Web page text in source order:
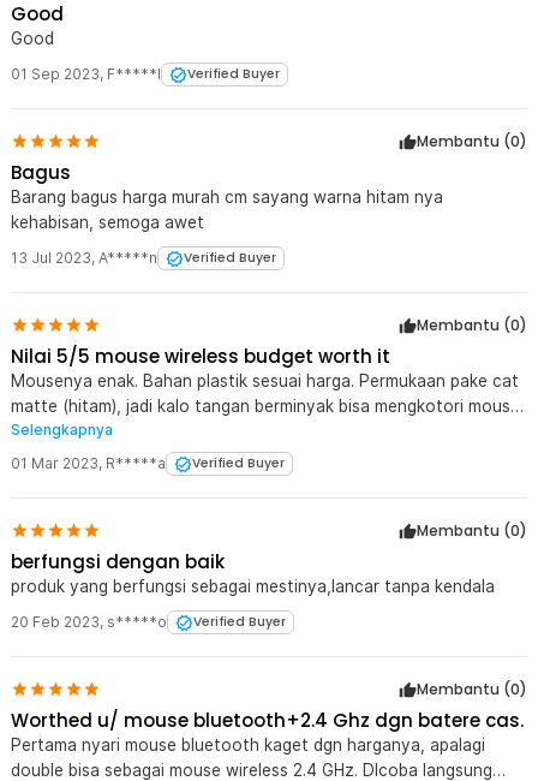
Good
Good
01 Sep 2023, F*****l Verified Buyer
Membantu (0)
Bagus
Barang bagus harga murah cm sayang warna hitam nya
kehabisan, semoga awet
13 Jul 2023, A*****n Verified Buyer
Membantu (0)
Nilai 5/5 mouse wireless budget worth it
Mousenya enak. Bahan plastik sesuai harga. Permukaan pake cat
matte (hitam), jadi kalo tangan berminyak bisa mengkotori mouse.
Konektivitas bagus, nilai 4/5 karena kadang kerasa delay walau
sedikit
Selengkapnya
01 Mar 2023, R*****a Verified Buyer
Membantu (0)
berfungsi dengan baik
produk yang berfungsi sebagai mestinya,lancar tanpa kendala
20 Feb 2023, s*****o Verified Buyer
Membantu (0)
Worthed u/ mouse bluetooth+2.4 Ghz dgn batere cas.
Pertama nyari mouse bluetooth kaget dgn harganya, apalagi
double bisa sebagai mouse wireless 2.4 GHz. DIcoba langsung